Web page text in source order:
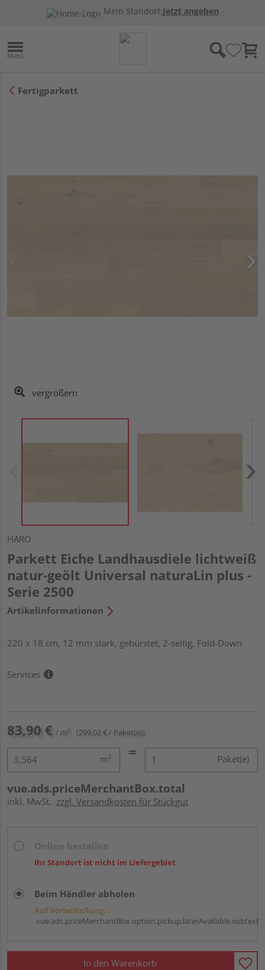
Mein Standort:Jetzt angeben
Fertigparkett
vergrößern
HARO
Parkett Eiche Landhausdiele lichtweiß
natur-geölt Universal naturaLin plus -
Serie 2500
Artikelinformationen
220 x 18 cm, 12 mm stark, gebürstet, 2-seitig, Fold-Down
Services
83,90 € / m² (299,02 € / Paket(e))
m² Paket(e)
vue.ads.priceMerchantBox.total
inkl. MwSt. zzgl. Versandkosten für Stückgut
Ihr Standort ist nicht im Liefergebiet
Beim Händler abholen
Auf Vorbestellung:
vue.ads.priceMerchantBox.option.pickup.laterAvailable.subtext
In den Warenkorb